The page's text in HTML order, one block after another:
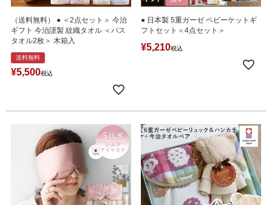
（送料無料） ● ＜2点セット＞ 今治
ギフト 今治謹製 紋織タオル ＜バス
タオル2枚＞ 木箱入
送料無料
¥5,500税込
● 日本製 5重ガーゼ ベビーケットギ
フトセット＜4点セット＞
¥5,210税込